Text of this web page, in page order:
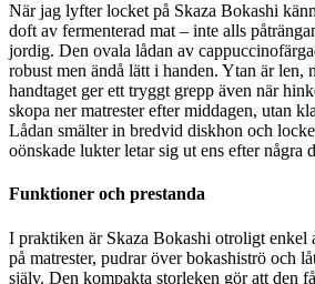
När jag lyfter locket på Skaza Bokashi
doft av fermenterad mat – inte alls
jordig. Den ovala lådan av
robust men ändå lätt i handen. Ytan är len,
handtaget ger ett tryggt grepp även när
skopa ner matrester efter middagen, utan
Lådan smälter in bredvid diskhon och
oönskade lukter letar sig ut ens efter några
Funktioner och prestanda
I praktiken är Skaza Bokashi otroligt enkel
på matrester, pudrar över bokashiströ och
själv. Den kompakta storleken gör att den